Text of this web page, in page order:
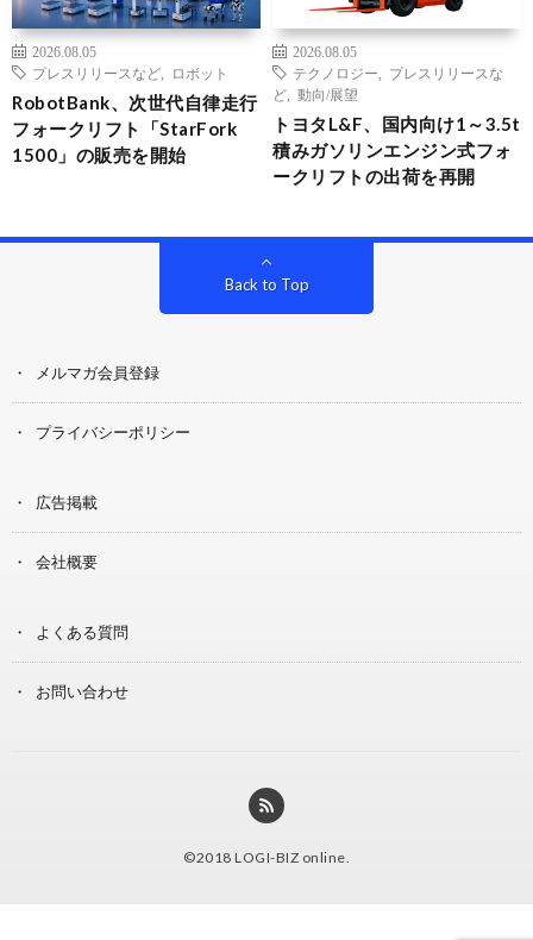
2026.08.05
プレスリリースなど
ロボット
RobotBank、次世代自律走行
フォークリフト「StarFork
1500」の販売を開始
2026.08.05
テクノロジー
プレスリリースな
ど
動向/展望
トヨタL&F、国内向け1～3.5t
積みガソリンエンジン式フォ
ークリフトの出荷を再開
Back to Top
メルマガ会員登録
プライバシーポリシー
広告掲載
会社概要
よくある質問
お問い合わせ
©2018 LOGI-BIZ online.